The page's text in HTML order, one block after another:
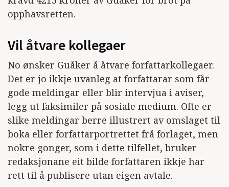
opphavsretten.
Vil åtvare kollegaer
No ønsker Guåker å åtvare forfattarkollegaer.
Det er jo ikkje uvanleg at forfattarar som får
gode meldingar eller blir intervjua i aviser,
legg ut faksimiler på sosiale medium. Ofte er
slike meldingar berre illustrert av omslaget til
boka eller forfattarportrettet frå forlaget, men
nokre gonger, som i dette tilfellet, bruker
redaksjonane eit bilde forfattaren ikkje har
rett til å publisere utan eigen avtale.